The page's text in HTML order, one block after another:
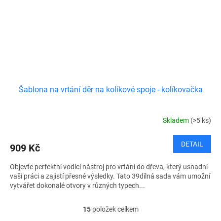
Šablona na vrtání děr na kolíkové spoje - kolíkovačka
Skladem (>5 ks)
909 Kč DETAIL
Objevte perfektní vodící nástroj pro vrtání do dřeva, který usnadní
vaši práci a zajistí přesné výsledky. Tato 39dílná sada vám umožní
vytvářet dokonalé otvory v různých typech...
O
15položek celkem